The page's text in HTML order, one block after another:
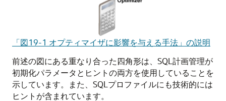
「図19-1 オプティマイザに影響を与える手法」の説明
前述の図にある重なり合った四角形は、SQL計画管理が
初期化パラメータとヒントの両方を使用していることを
示しています。また、SQLプロファイルにも技術的には
ヒントが含まれています。